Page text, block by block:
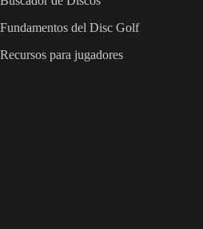
Fundamentos del Disc Golf
Recursos para jugadores